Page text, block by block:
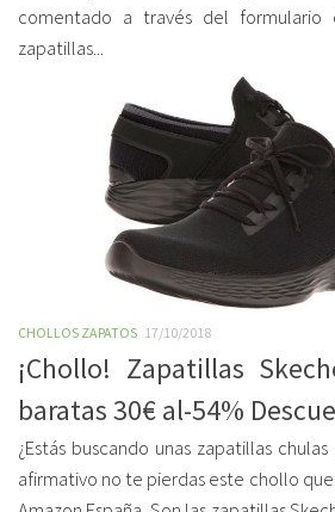
comentado a través del formulario
zapatillas...
CHOLLOS ZAPATOS 17/10/2018
¡Chollo! Zapatillas
baratas 30€ al-54%
¿Estás buscando unas zapatillas
afirmativo no te pierdas este chollo